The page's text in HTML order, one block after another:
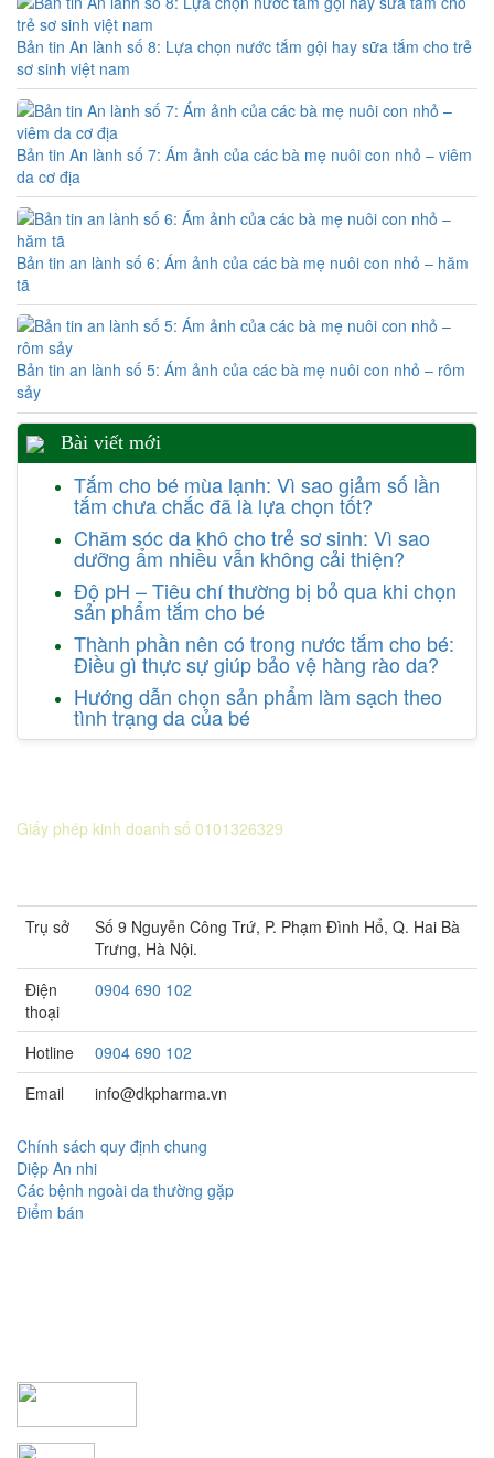
Bản tin An lành số 8: Lựa chọn nước tắm gội hay sữa tắm cho trẻ
sơ sinh việt nam
Bản tin An lành số 7: Ám ảnh của các bà mẹ nuôi con nhỏ – viêm
da cơ địa
Bản tin an lành số 6: Ám ảnh của các bà mẹ nuôi con nhỏ – hăm
tã
Bản tin an lành số 5: Ám ảnh của các bà mẹ nuôi con nhỏ – rôm
sảy
Bài viết mới
Tắm cho bé mùa lạnh: Vì sao giảm số lần
tắm chưa chắc đã là lựa chọn tốt?
Chăm sóc da khô cho trẻ sơ sinh: Vì sao
dưỡng ẩm nhiều vẫn không cải thiện?
Độ pH – Tiêu chí thường bị bỏ qua khi chọn
sản phẩm tắm cho bé
Thành phần nên có trong nước tắm cho bé:
Điều gì thực sự giúp bảo vệ hàng rào da?
Hướng dẫn chọn sản phẩm làm sạch theo
tình trạng da của bé
Giấy phép kinh doanh số 0101326329
Trụ sở
Số 9 Nguyễn Công Trứ, P. Phạm Đình Hổ, Q. Hai Bà
Trưng, Hà Nội.
Điện
thoại
0904 690 102
Hotline
0904 690 102
Email
info@dkpharma.vn
Chính sách quy định chung
Diệp An nhi
Các bệnh ngoài da thường gặp
Điểm bán